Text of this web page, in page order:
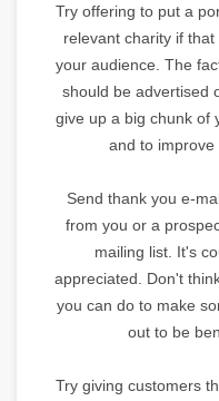
Try offering to put a
relevant charity if
your audience. The
should be advertised
give up a big chunk of
and to improve
Send thank you e-
from you or a
mailing list. It's
appreciated. Don't
you can do to make
out to be
Try giving customers